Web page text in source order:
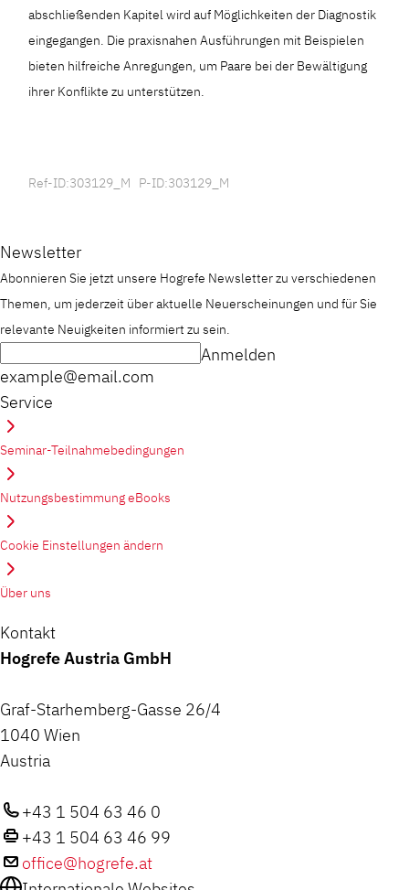
abschließenden Kapitel wird auf Möglichkeiten der Diagnostik
eingegangen. Die praxisnahen Ausführungen mit Beispielen
bieten hilfreiche Anregungen, um Paare bei der Bewältigung
ihrer Konflikte zu unterstützen.
Ref-ID:303129_M P-ID:303129_M
Newsletter
Abonnieren Sie jetzt unsere Hogrefe Newsletter zu verschiedenen
Themen, um jederzeit über aktuelle Neuerscheinungen und für Sie
relevante Neuigkeiten informiert zu sein.
example@email.com
Anmelden
Service
Seminar-Teilnahmebedingungen
Nutzungsbestimmung eBooks
Cookie Einstellungen ändern
Über uns
Kontakt
Hogrefe Austria GmbH
Graf-Starhemberg-Gasse 26/4
1040 Wien
Austria
+43 1 504 63 46 0
+43 1 504 63 46 99
office@hogrefe.at